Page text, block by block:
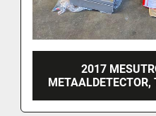
2017